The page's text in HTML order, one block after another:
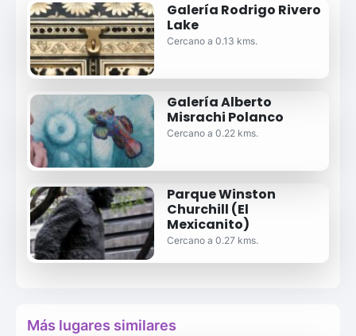
Galería Rodrigo Rivero
Lake
Cercano a 0.13 kms.
Galería Alberto
Misrachi Polanco
Cercano a 0.22 kms.
Parque Winston
Churchill (El
Mexicanito)
Cercano a 0.27 kms.
Más lugares similares